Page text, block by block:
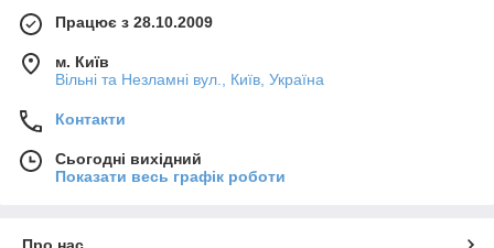
Працює з 28.10.2009
м. Київ
Вільні та Незламні вул., Київ, Україна
Контакти
Сьогодні вихідний
Показати весь графік роботи
Про нас